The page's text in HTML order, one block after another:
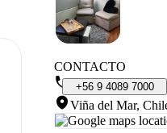
CONTACTO
+56 9 4089 7000
Viña del Mar,